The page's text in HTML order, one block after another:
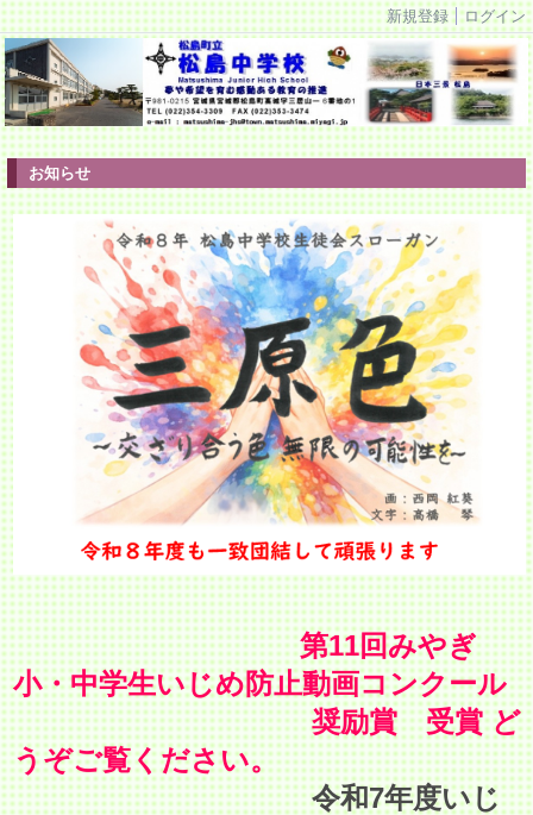
新規登録 ログイン
お知らせ
第11回みやぎ
小・中学生いじめ防止動画コンクール
奨励賞 受賞 ど
うぞご覧ください。
令和7年度いじ